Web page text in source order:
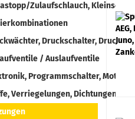
Zulaufschlauch,
Druckschalter,
/ Auslaufventile
Programmschalter,
Verriegelungen, Dichtungen,